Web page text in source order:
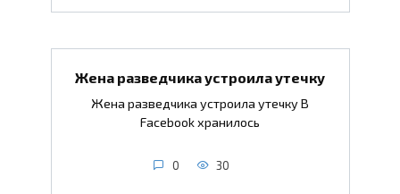
Жена разведчика устроила утечку
Жена разведчика устроила утечку В
Facebook хранилось
0 30